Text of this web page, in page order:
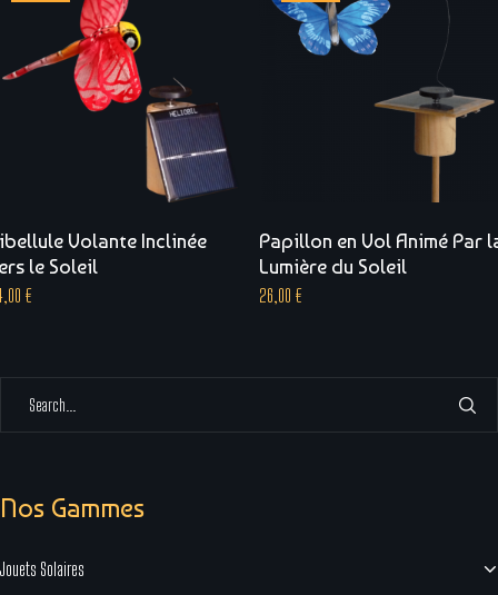
Volante Inclinée
le Soleil
€
Papillon en Vol Animé Par
Lumière du Soleil
26,00 €
Nos Gammes
Jouets Solaires